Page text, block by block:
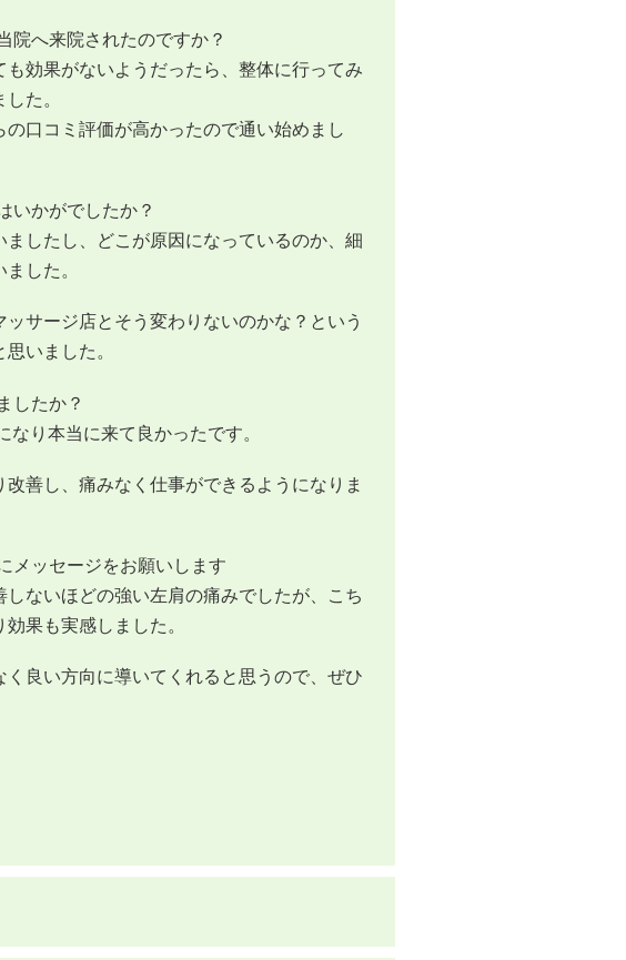
院へ来院されたのですか？
効果がないようだったら、整体に行ってみ
た。
口コミ評価が高かったので通い始めまし
いかがでしたか？
したし、どこが原因になっているのか、細
した。
サージ店とそう変わりないのかな？という
いました。
したか？
り本当に来て良かったです。
善し、痛みなく仕事ができるようになりま
メッセージをお願いします
ないほどの強い左肩の痛みでしたが、こち
果も実感しました。
良い方向に導いてくれると思うので、ぜひ